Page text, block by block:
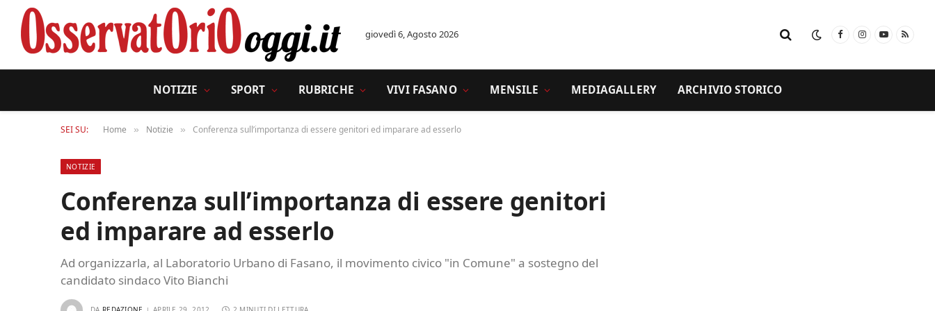
giovedì 6, Agosto 2026 FacebookInstagram
YouTube
RSS
NOTIZIE SPORT RUBRICHE VIVI FASANO MENSILE MEDIAGALLERY ARCHIVIO STORICO
SEI SU: Home » Notizie » Conferenza sull’importanza di essere genitori ed imparare ad esserlo
NOTIZIE
Conferenza sull’importanza di essere genitori
ed imparare ad esserlo
Ad organizzarla, al Laboratorio Urbano di Fasano, il movimento civico "in Comune" a sostegno del
candidato sindaco Vito Bianchi